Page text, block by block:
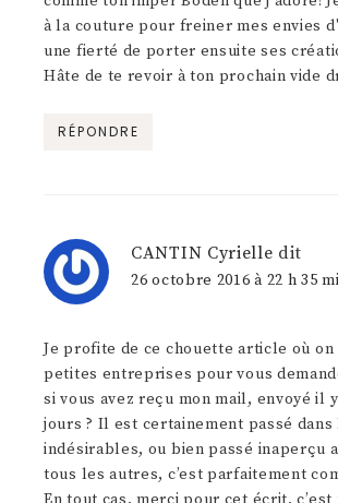
à la couture pour freiner mes envies
une fierté de porter ensuite ses
Hâte de te revoir à ton prochain vide
RÉPONDRE
CANTIN Cyrielle dit
26 octobre 2016 à 22 h 35
Je profite de ce chouette article où on
petites entreprises pour vous
si vous avez reçu mon mail, envoyé il
jours ? Il est certainement passé dans
indésirables, ou bien passé inaperçu
tous les autres, c’est parfaitement